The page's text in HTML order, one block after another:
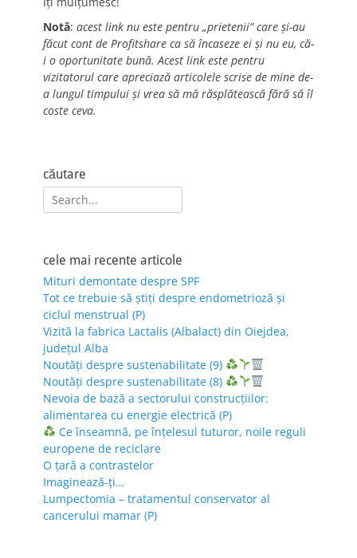
Notă: acest link nu este pentru „prietenii” care și-au
făcut cont de Profitshare ca să încaseze ei și nu eu, că-
i o oportunitate bună. Acest link este pentru
vizitatorul care apreciază articolele scrise de mine de-
a lungul timpului și vrea să mă răsplătească fără să îl
coste ceva.
căutare
Search
for:
cele mai recente articole
Mituri demontate despre SPF
Tot ce trebuie să știți despre endometrioză și
ciclul menstrual (P)
Vizită la fabrica Lactalis (Albalact) din Oiejdea,
județul Alba
Noutăți despre sustenabilitate (9)
Noutăți despre sustenabilitate (8)
Nevoia de bază a sectorului construcțiilor:
alimentarea cu energie electrică (P)
Ce înseamnă, pe înțelesul tuturor, noile reguli
europene de reciclare
O țară a contrastelor
Imaginează-ți…
Lumpectomia – tratamentul conservator al
cancerului mamar (P)